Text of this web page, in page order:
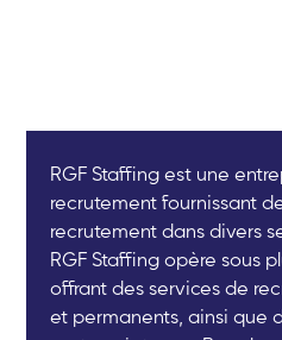
RGF Staffing est une
recrutement fournissant
recrutement dans divers
RGF Staffing opère sous
offrant des services de
et permanents, ainsi que